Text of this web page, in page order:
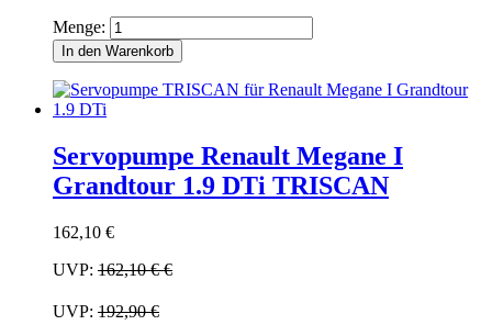
Menge:
In den Warenkorb
Servopumpe Renault Megane I
Grandtour 1.9 DTi TRISCAN
162,10 €
UVP: 162,10 €€
UVP: 192,90 €